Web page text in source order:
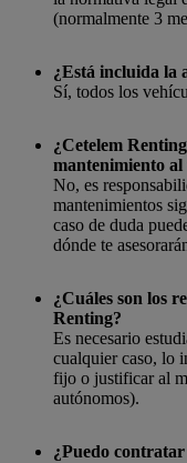
(normalmente 3
¿Está incluida la
Sí, todos los
¿Cetelem
mantenimiento al
No, es
mantenimientos
caso de duda
dónde te
¿Cuáles son los
Renting?
Es necesario
cualquier caso, lo
fijo o justificar al
autónomos).
¿Puedo